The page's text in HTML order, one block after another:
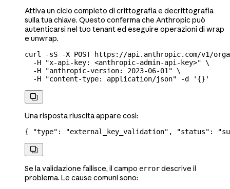
Attiva un ciclo completo di crittografia e decrittografia
sulla tua chiave. Questo conferma che Anthropic può
autenticarsi nel tuo tenant ed eseguire operazioni di wrap
e unwrap.
curl -sS -X POST https://api.anthropic.com/v1/
  -H
"x-api-key: <anthropic-admin-api-key>" \
  -H
"anthropic-version: 2023-06-01" \
  -H
"content-type: application/json" -d '{}'

Una risposta riuscita appare così:
{ "type" : "external_key_validation" , "status" :

Se la validazione fallisce, il campo errordescrive il
problema. Le cause comuni sono: